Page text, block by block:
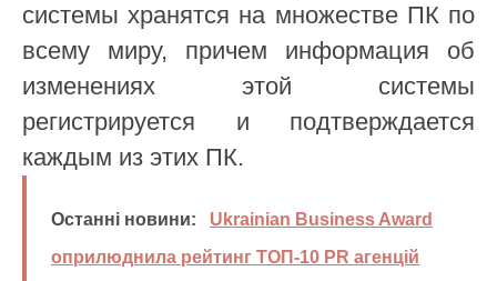
системы хранятся на множестве ПК по
всему миру, причем информация об
изменениях этой системы
регистрируется и подтверждается
каждым из этих ПК.
Останні новини:
Ukrainian Business Award
оприлюднила рейтинг ТОП-10 PR агенцій